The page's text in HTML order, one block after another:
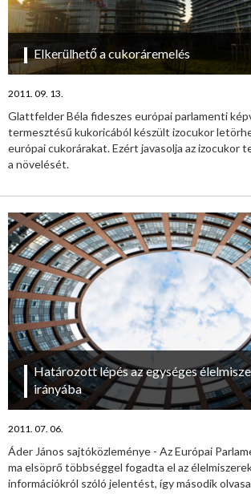
Elkerülhető a cukoráremelés
2011. 09. 13.
Glattfelder Béla fideszes európai parlamenti
termesztésű kukoricából készült izocukor
európai cukorárakat. Ezért javasolja az izocukor
a növelését.
Határozott lépés az egységes
irányába
2011. 07. 06.
Áder János sajtóközleménye - Az Európai
ma elsöprő többséggel fogadta el az
információkról szóló jelentést, így második